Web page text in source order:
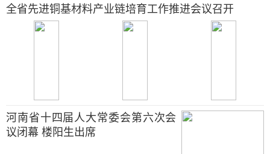
全省先进铜基材料产业链培育工作推进会议召开
河南省十四届人大常委会第六次会
议闭幕 楼阳生出席